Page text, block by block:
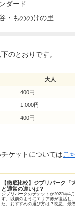
ダード
・もののけの里
のとおりです。
大人
400円
1,000円
400円
ケットについてはこ
【徹底比較】ジブリパーク「
と通常の違いは？
ジブリパークのチケットが2025年4
す。以前のようにエリア券が復活し
た。おすすめの選び方は？改悪、最